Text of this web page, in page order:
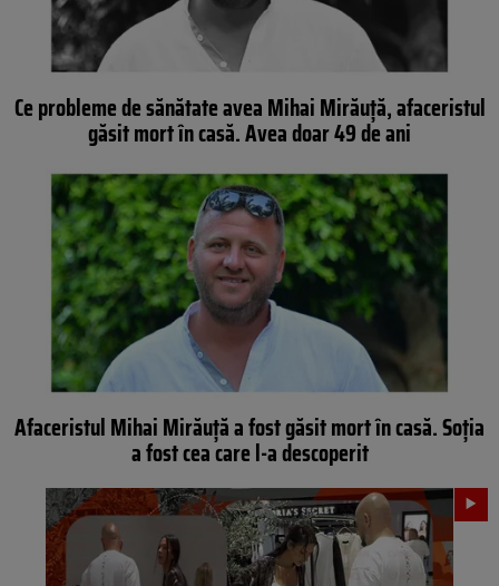
Ce probleme de sănătate avea Mihai Mirăuță, afaceristul
găsit mort în casă. Avea doar 49 de ani
Afaceristul Mihai Mirăuță a fost găsit mort în casă. Soția
a fost cea care l-a descoperit